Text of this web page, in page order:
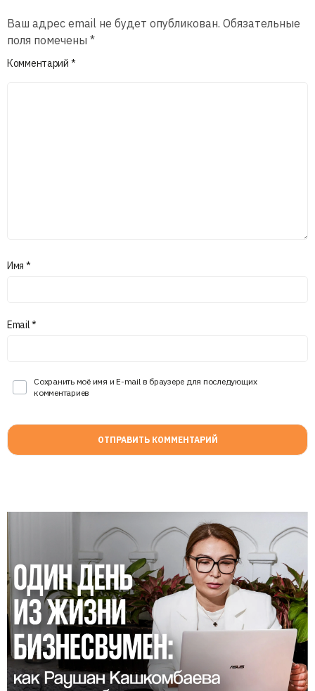
Ваш адрес email не будет опубликован. Обязательные
поля помечены *
Комментарий *
Имя *
Email*
Сохранить моё имя и E-mail в браузере для последующих
комментариев